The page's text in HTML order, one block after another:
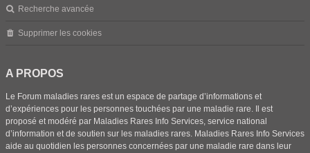
Recherche avancée
Supprimer les cookies
A PROPOS
Le Forum maladies rares est un espace de partage d’informations et
d’expériences pour les personnes touchées par une maladie rare. Il est
proposé et modéré par Maladies Rares Info Services, service national
d’information et de soutien sur les maladies rares. Maladies Rares Info Services
aide au quotidien les personnes concernées par une maladie rare dans leur